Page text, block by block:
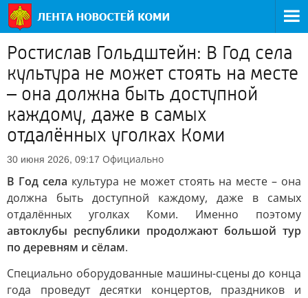
Ростислав Гольдштейн: В Год села
культура не может стоять на месте
– она должна быть доступной
каждому, даже в самых
отдалённых уголках Коми
30 июня 2026, 09:17 Официально
В Год села культура не может стоять на месте – она
должна быть доступной каждому, даже в самых
отдалённых уголках Коми. Именно поэтому
автоклубы республики продолжают большой тур
по деревням и сёлам.
Специально оборудованные машины-сцены до конца
года проведут десятки концертов, праздников и